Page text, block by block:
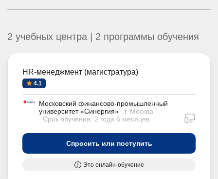
2 учебных центра | 2 программы обучения
HR-менеджмент (магистратура)
4.1
Московский финансово-промышленный
университет «Синергия»
г. Москва
Срок обучения: 2 года 6 месяцев
Спросить или поступить
Это онлайн-обучение